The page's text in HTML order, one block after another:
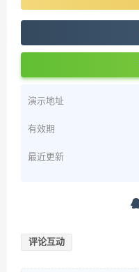
演示地址
有效期
最近更新
评论互动